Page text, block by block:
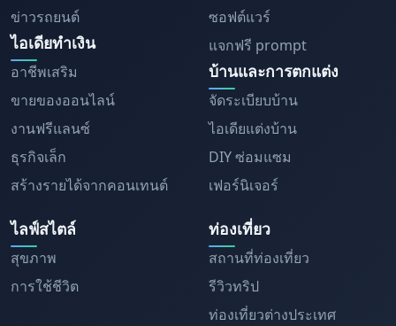
ข่าวรถยนต์
ไอเดียทำเงิน
อาชีพเสริม
ขายของออนไลน์
งานฟรีแลนซ์
ธุรกิจเล็ก
สร้างรายได้จากคอนเทนต์
ซอฟต์แวร์
แจกฟรี prompt
บ้านและการตกแต่ง
จัดระเบียบบ้าน
ไอเดียแต่งบ้าน
DIY ซ่อมแซม
เฟอร์นิเจอร์
ไลฟ์สไตล์
สุขภาพ
การใช้ชีวิต
ท่องเที่ยว
สถานที่ท่องเที่ยว
รีวิวทริป
ท่องเที่ยวต่างประเทศ